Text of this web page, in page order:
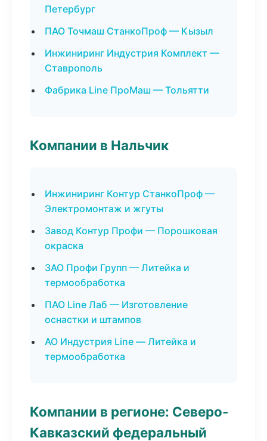
Петербург
ПАО Точмаш СтанкоПроф — Кызыл
Инжиниринг Индустрия Комплект —
Ставрополь
Фабрика Line ПроМаш — Тольятти
Компании в Нальчик
Инжиниринг Контур СтанкоПроф —
Электромонтаж и жгуты
Завод Контур Профи — Порошковая
окраска
ЗАО Профи Групп — Литейка и
термообработка
ПАО Line Лаб — Изготовление
оснастки и штампов
АО Индустрия Line — Литейка и
термообработка
Компании в регионе: Северо-
Кавказский федеральный